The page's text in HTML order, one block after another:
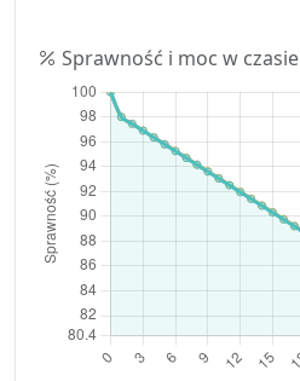
Sprawność i moc w czasie